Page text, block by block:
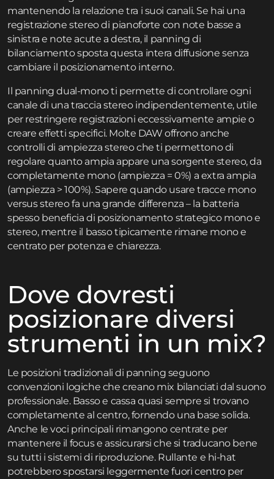
mantenendo la relazione tra i suoi canali. Se hai una
registrazione stereo di pianoforte con note basse a
sinistra e note acute a destra, il panning di
bilanciamento sposta questa intera diffusione senza
cambiare il posizionamento interno.
Il panning dual-mono ti permette di controllare ogni
canale di una traccia stereo indipendentemente, utile
per restringere registrazioni eccessivamente ampie o
creare effetti specifici. Molte DAW offrono anche
controlli di ampiezza stereo che ti permettono di
regolare quanto ampia appare una sorgente stereo, da
completamente mono (ampiezza = 0%) a extra ampia
(ampiezza > 100%). Sapere quando usare tracce mono
versus stereo fa una grande differenza – la batteria
spesso beneficia di posizionamento strategico mono e
stereo, mentre il basso tipicamente rimane mono e
centrato per potenza e chiarezza.
Dove dovresti
posizionare diversi
strumenti in un mix?
Le posizioni tradizionali di panning seguono
convenzioni logiche che creano mix bilanciati dal suono
professionale. Basso e cassa quasi sempre si trovano
completamente al centro, fornendo una base solida.
Anche le voci principali rimangono centrate per
mantenere il focus e assicurarsi che si traducano bene
su tutti i sistemi di riproduzione. Rullante e hi-hat
potrebbero spostarsi leggermente fuori centro per